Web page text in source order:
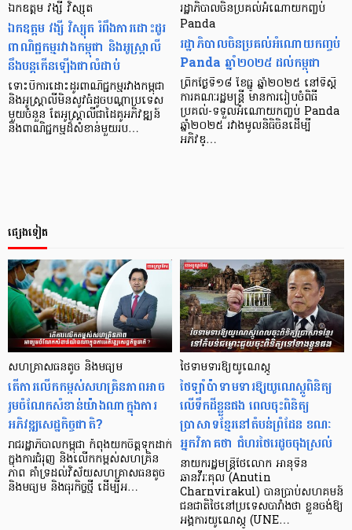
ឯកឧត្តម វង្សី វិស្សុត
ឯកឧត្តម វង្សី វិស្សុត រំពឹងការដោះដូរ
ពាណិជ្ជកម្មរវាងកម្ពុជា និងអូស្ត្រាលី
នឹងបន្តកើនឡើងជាលំដាប់
ទោះបីការដោះដូរពាណិជ្ជកម្មរវាងកម្ពុជា
និងអូស្ត្រាលីមិនសូវធំដូចបណ្តាប្រទេស
មួយចំនួន តែអូស្ត្រាលីជាដៃគូអភិវឌ្ឍន៍
និងពាណិជ្ជកម្មដ៏សំខាន់មួយរប…
រដ្ឋាភិបាលចិនប្រគល់អំណោយកញ្ចប់
Panda
រដ្ឋាភិបាលចិនប្រគល់អំណោយកញ្ចប់
Panda ឆ្នាំ២០២៥ ដល់កម្ពុជា
ព្រឹកថ្ងៃទី១៨ ខែធ្នូ ឆ្នាំ២០២៥ នៅទីស្តី
ការគណៈរដ្ឋមន្រ្តី មានការរៀបចំពិធី
ប្រគល់-ទទួលអំណោយកញ្ចប់ Panda
ឆ្នាំ២០២៥ រវាងមូលនិធិចិនដើម្បី
អភិវឌ្…
ផ្សេងទៀត
សហគ្រាសធនតូច និងមធ្យម
តើការលើកកម្ពស់សហគ្រិនភាពអាច
រួមចំណែកសំខាន់យ៉ាងណាក្នុងការ
អភិវឌ្ឍសេដ្ឋកិច្ចជាតិ?
រាជរដ្ឋាភិបាលកម្ពុជា កំពុងយកចិត្តទុកដាក់
ក្នុងការជំរុញ និងលើកកម្ពស់សហគ្រិន
ភាព គាំទ្រដល់វិស័យសហគ្រាសធនតូច
និងមធ្យម និងធុរកិច្ចថ្មី ដើម្បីអ…
ថៃទាមទារឱ្យយូណេស្កូ
ថៃឡាំប៉ាទាមទារឱ្យយូណេស្កូពិនិត្យ
លើទឹកដីខ្លួនផង ពេលចុះពិនិត្យ
ប្រាសាទខ្មែរនៅតំបន់ព្រំដែន ខណៈ
អ្នកវិភាគថា ជំហរថៃរេដូចចុងស្រល់
នាយករដ្ឋមន្ត្រីថៃលោក អានុទីន
ឆានវីរៈគុល (Anutin
Charnvirakul) បានប្រាប់សហគមន៍
ជនជាតិថៃនៅប្រទេសបារាំងថា ខ្លួនចង់ឱ្យ
អង្គការយូណេស្កូ (UNE…